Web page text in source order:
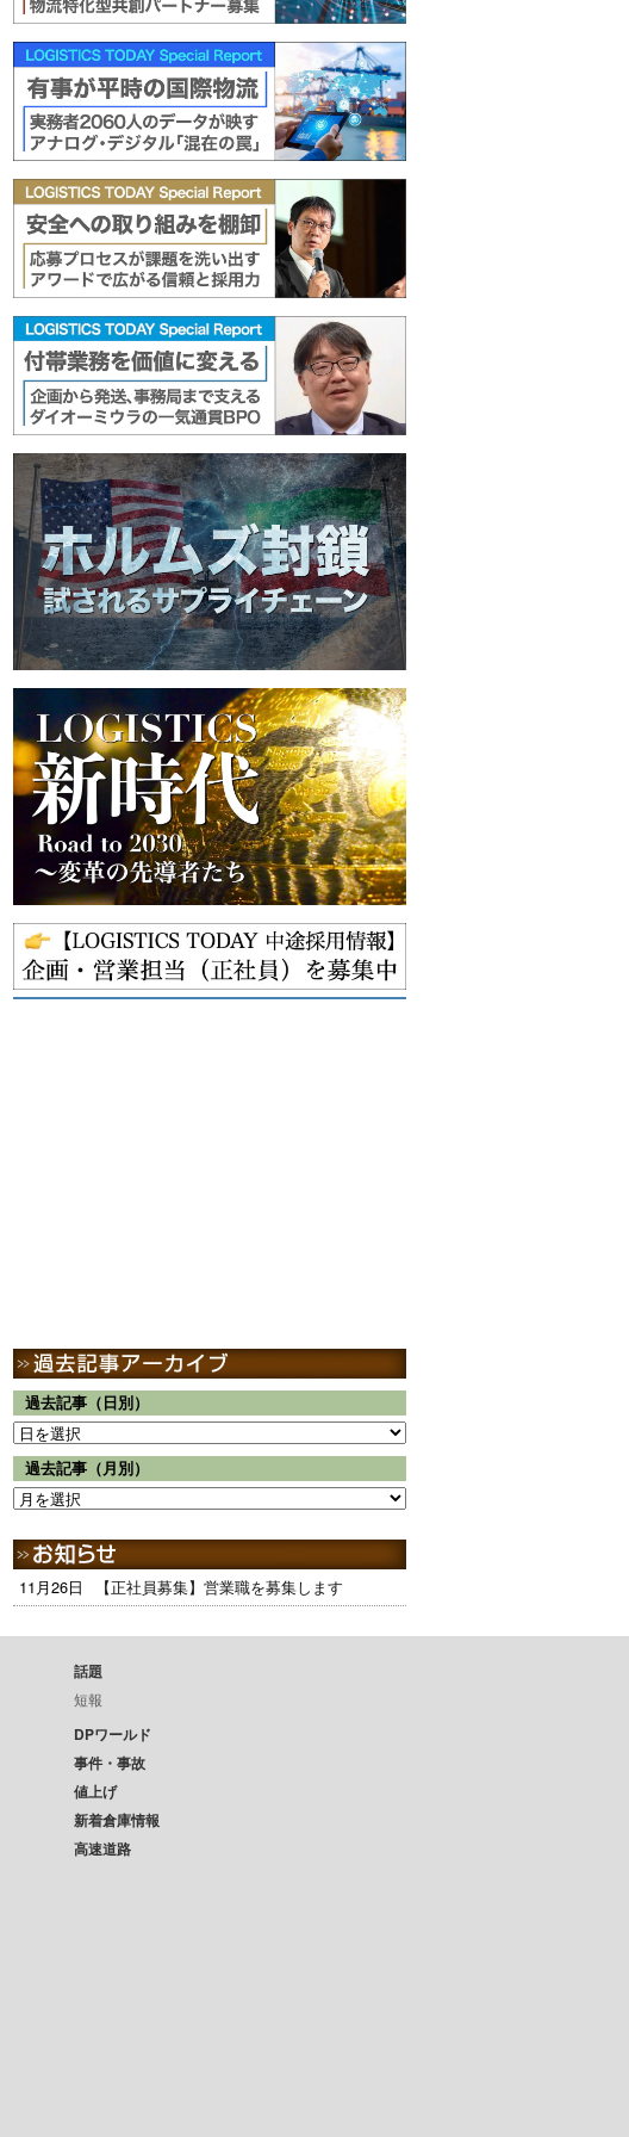
過去記事（日別）
過去記事（月別）
11月26日 【正社員募集】営業職を募集します
話題
短報
DPワールド
事件・事故
値上げ
新着倉庫情報
高速道路